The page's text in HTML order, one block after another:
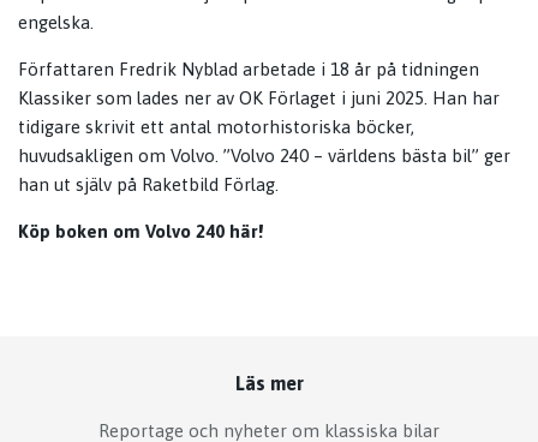
engelska.
Författaren Fredrik Nyblad arbetade i 18 år på tidningen
Klassiker som lades ner av OK Förlaget i juni 2025. Han har
tidigare skrivit ett antal motorhistoriska böcker,
huvudsakligen om Volvo. ”Volvo 240 – världens bästa bil” ger
han ut själv på Raketbild Förlag.
Köp boken om Volvo 240 här!
Läs mer
Reportage och nyheter om klassiska bilar